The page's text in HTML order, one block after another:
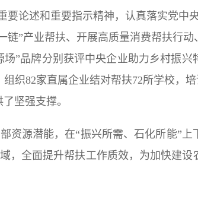
要论述和重要指示精神，认真落实党中
”产业帮扶、开展高质量消费帮扶行
”品牌分别获评中央企业助力乡村振兴
织82家直属企业结对帮扶72所学校，
坚强支撑。
资源潜能，在“振兴所需、石化所能”
，全面提升帮扶工作质效，为加快建